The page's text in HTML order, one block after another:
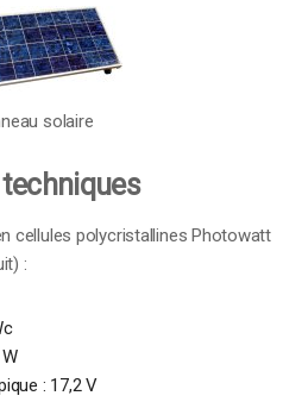
solaire
cellules polycristallines Photowatt
:
: 17,2 V